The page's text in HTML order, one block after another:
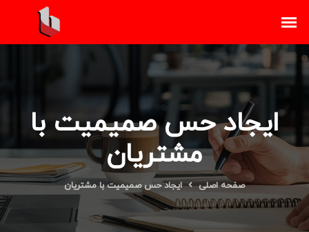
ایجاد حس صمیمیت با
مشتریان
صفحه اصلی ایجاد حس صمیمیت با مشتریان